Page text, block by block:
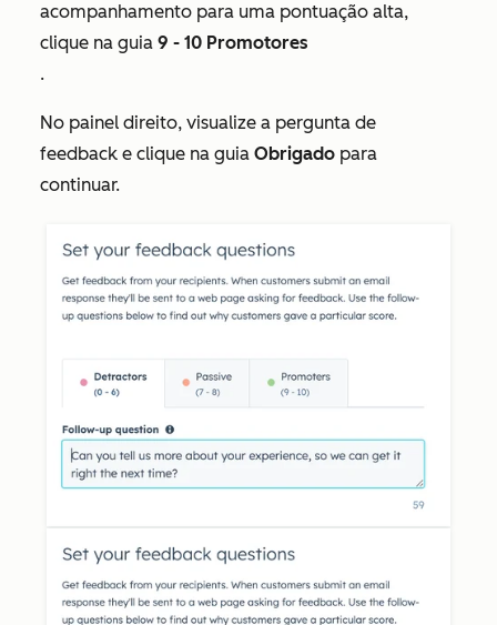
acompanhamento para uma pontuação alta,
clique na guia 9 - 10 Promotores
.
No painel direito, visualize a pergunta de
feedback e clique na guia Obrigado para
continuar.